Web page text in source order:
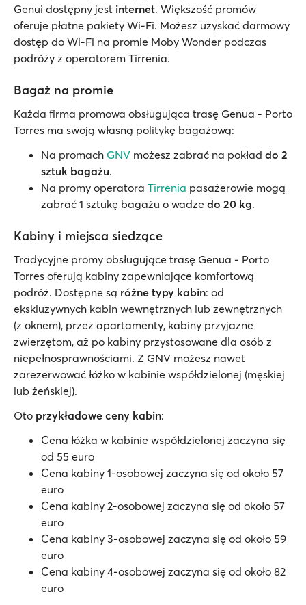
Genui dostępny jest internet. Większość promów
oferuje płatne pakiety Wi-Fi. Możesz uzyskać darmowy
dostęp do Wi-Fi na promie Moby Wonder podczas
podróży z operatorem Tirrenia.
Bagaż na promie
Każda firma promowa obsługująca trasę Genua - Porto
Torres ma swoją własną politykę bagażową:
Na promach GNV możesz zabrać na pokład do 2
sztuk bagażu.
Na promy operatora Tirrenia pasażerowie mogą
zabrać 1 sztukę bagażu o wadze do 20 kg.
Kabiny i miejsca siedzące
Tradycyjne promy obsługujące trasę Genua - Porto
Torres oferują kabiny zapewniające komfortową
podróż. Dostępne są różne typy kabin: od
ekskluzywnych kabin wewnętrznych lub zewnętrznych
(z oknem), przez apartamenty, kabiny przyjazne
zwierzętom, aż po kabiny przystosowane dla osób z
niepełnosprawnościami. Z GNV możesz nawet
zarezerwować łóżko w kabinie współdzielonej (męskiej
lub żeńskiej).
Oto przykładowe ceny kabin:
Cena łóżka w kabinie współdzielonej zaczyna się
od 55 euro
Cena kabiny 1-osobowej zaczyna się od około 57
euro
Cena kabiny 2-osobowej zaczyna się od około 57
euro
Cena kabiny 3-osobowej zaczyna się od około 59
euro
Cena kabiny 4-osobowej zaczyna się od około 82
euro